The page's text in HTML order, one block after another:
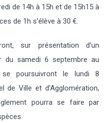
de 14h à 15h et de 15h15 à
de 1h s’élève à 30 €.
sur présentation d’un
du samedi 6 septembre au
poursuivront le lundi 8
de Ville et d’Agglomération,
pourra se faire par